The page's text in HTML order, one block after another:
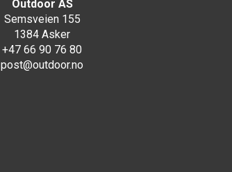
Outdoor AS
Semsveien 155
1384 Asker
+47 66 90 76 80
post@outdoor.no